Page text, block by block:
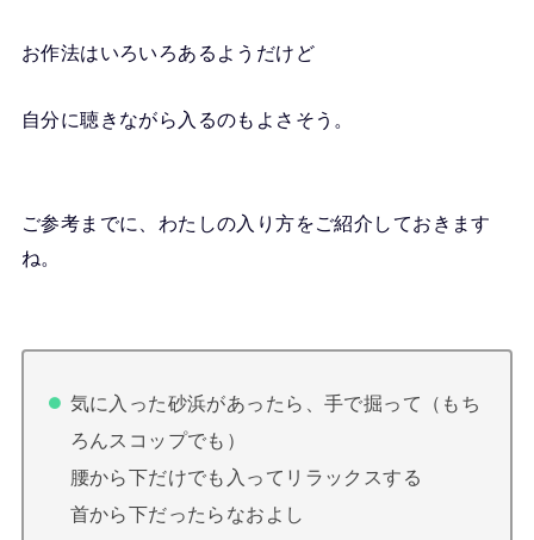
お作法はいろいろあるようだけど
自分に聴きながら入るのもよさそう。
ご参考までに、わたしの入り方をご紹介しておきます
ね。
気に入った砂浜があったら、手で掘って（もち
ろんスコップでも）
腰から下だけでも入ってリラックスする
首から下だったらなおよし